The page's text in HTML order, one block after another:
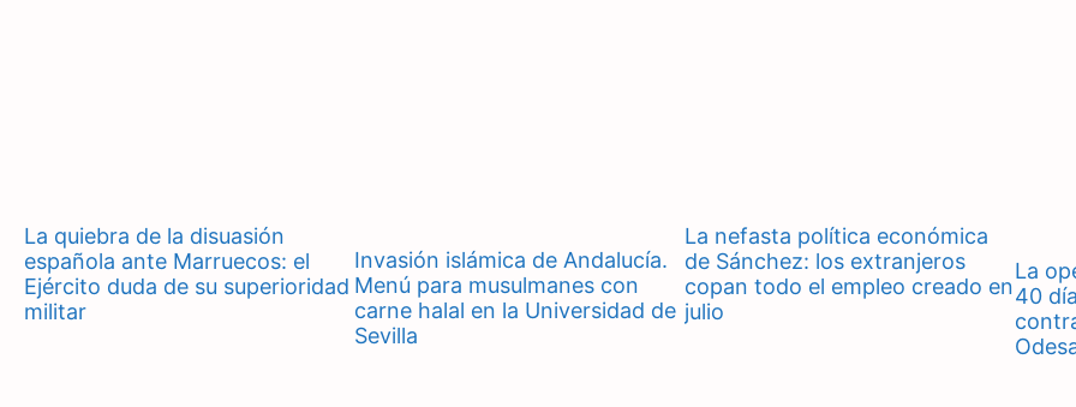
La quiebra de la disuasión
española ante Marruecos: el
Ejército duda de su superioridad
militar
Invasión islámica de Andalucía.
Menú para musulmanes con
carne halal en la Universidad de
Sevilla
La nefasta política económica
de Sánchez: los extranjeros
copan todo el empleo creado en
julio
La
40